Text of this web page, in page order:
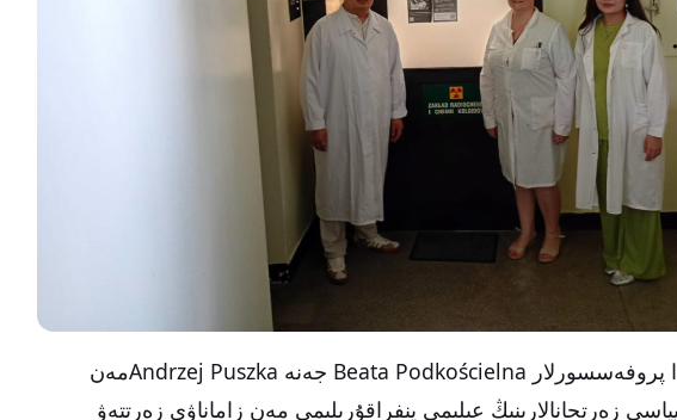
عىلىمي ساپار بارىسىندا پروفەسسورلار Beata Podkościelna جەنە Andrzej Puszkaمەن
زەرتحانالارىنىڭ عىلىمي ينفراقۇرىلىمى مەن زاماناۋي زەرتتەۋ